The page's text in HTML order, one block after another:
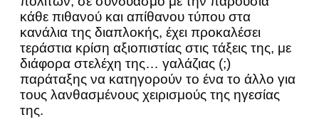
κάθε πιθανού και απίθανου τύπου στα
κανάλια της διαπλοκής, έχει προκαλέσει
τεράστια κρίση αξιοπιστίας στις τάξεις της, με
διάφορα στελέχη της… γαλάζιας (;)
παράταξης να κατηγορούν το ένα το άλλο για
τους λανθασμένους χειρισμούς της ηγεσίας
της.